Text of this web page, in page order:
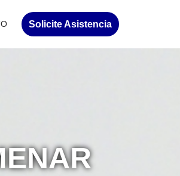
Solicite Asistencia